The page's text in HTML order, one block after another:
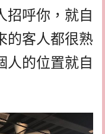
招呼你，就自
的客人都很熟
人的位置就自